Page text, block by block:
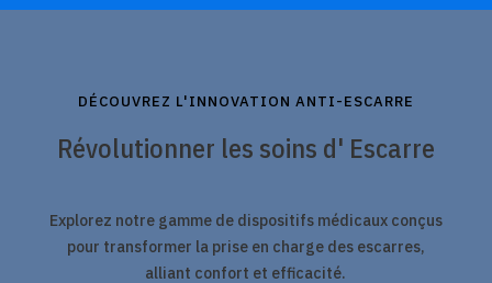
DÉCOUVREZ L'INNOVATION ANTI-ESCARRE
Révolutionner les soins d' Escarre
Explorez notre gamme de dispositifs médicaux conçus
pour transformer la prise en charge des escarres,
alliant confort et efficacité.